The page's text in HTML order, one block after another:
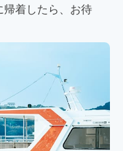
着したら、お待